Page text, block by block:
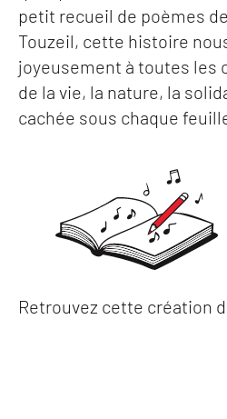
petit recueil de poèmes
Touzeil, cette histoire
joyeusement à toutes les
de la vie, la nature, la
cachée sous chaque
Retrouvez cette création